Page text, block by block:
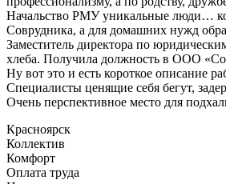
Начальство РМУ уникальные люди…
Соврудника, а для домашних нужд
Заместитель директора по
хлеба. Получила должность в ООО
Ну вот это и есть короткое описание
Специалисты ценящие себя бегут,
Очень перспективное место для
Красноярск
Коллектив
Комфорт
Оплата труда